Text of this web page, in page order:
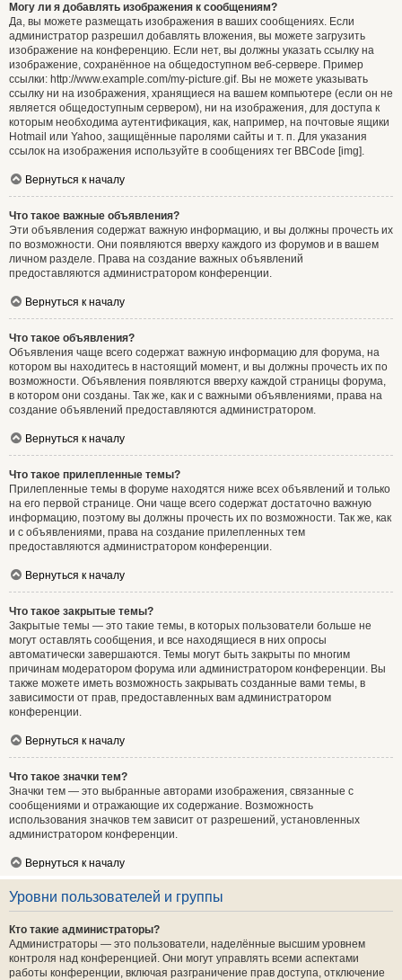
Могу ли я добавлять изображения к сообщениям?
Да, вы можете размещать изображения в ваших сообщениях. Если
администратор разрешил добавлять вложения, вы можете загрузить
изображение на конференцию. Если нет, вы должны указать ссылку на
изображение, сохранённое на общедоступном веб-сервере. Пример
ссылки: http://www.example.com/my-picture.gif. Вы не можете указывать
ссылку ни на изображения, хранящиеся на вашем компьютере (если он не
является общедоступным сервером), ни на изображения, для доступа к
которым необходима аутентификация, как, например, на почтовые ящики
Hotmail или Yahoo, защищённые паролями сайты и т. п. Для указания
ссылок на изображения используйте в сообщениях тег BBCode [img].
Вернуться к началу
Что такое важные объявления?
Эти объявления содержат важную информацию, и вы должны прочесть их
по возможности. Они появляются вверху каждого из форумов и в вашем
личном разделе. Права на создание важных объявлений
предоставляются администратором конференции.
Вернуться к началу
Что такое объявления?
Объявления чаще всего содержат важную информацию для форума, на
котором вы находитесь в настоящий момент, и вы должны прочесть их по
возможности. Объявления появляются вверху каждой страницы форума,
в котором они созданы. Так же, как и с важными объявлениями, права на
создание объявлений предоставляются администратором.
Вернуться к началу
Что такое прилепленные темы?
Прилепленные темы в форуме находятся ниже всех объявлений и только
на его первой странице. Они чаще всего содержат достаточно важную
информацию, поэтому вы должны прочесть их по возможности. Так же, как
и с объявлениями, права на создание прилепленных тем
предоставляются администратором конференции.
Вернуться к началу
Что такое закрытые темы?
Закрытые темы — это такие темы, в которых пользователи больше не
могут оставлять сообщения, и все находящиеся в них опросы
автоматически завершаются. Темы могут быть закрыты по многим
причинам модератором форума или администратором конференции. Вы
также можете иметь возможность закрывать созданные вами темы, в
зависимости от прав, предоставленных вам администратором
конференции.
Вернуться к началу
Что такое значки тем?
Значки тем — это выбранные авторами изображения, связанные с
сообщениями и отражающие их содержание. Возможность
использования значков тем зависит от разрешений, установленных
администратором конференции.
Вернуться к началу
Уровни пользователей и группы
Кто такие администраторы?
Администраторы — это пользователи, наделённые высшим уровнем
контроля над конференцией. Они могут управлять всеми аспектами
работы конференции, включая разграничение прав доступа, отключение